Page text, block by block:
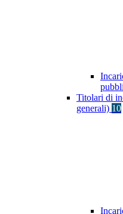
Titolari di
generali) 10